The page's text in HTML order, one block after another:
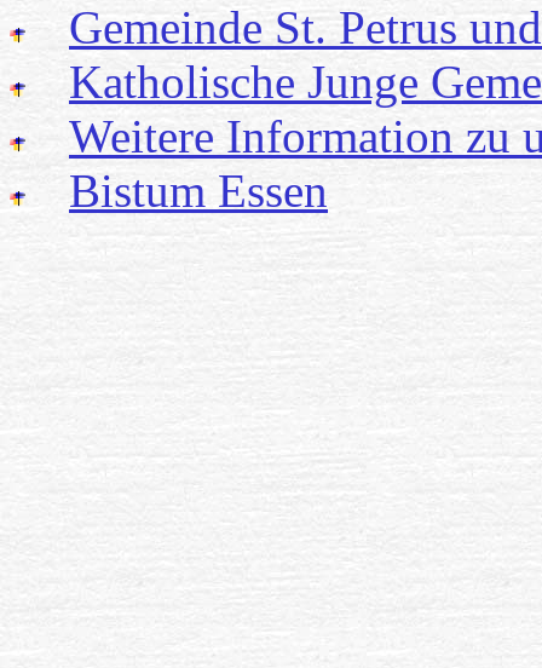
Gemeinde St. Petrus
Katholische Junge
Weitere Information zu
Bistum Essen